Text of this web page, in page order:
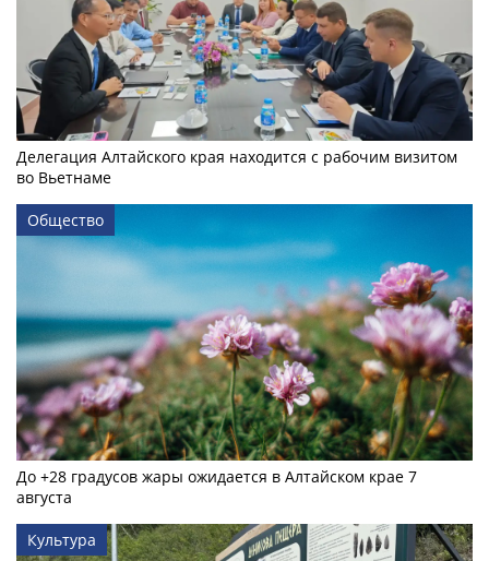
Делегация Алтайского края находится с рабочим визитом
во Вьетнаме
Общество
До +28 градусов жары ожидается в Алтайском крае 7
августа
Культура